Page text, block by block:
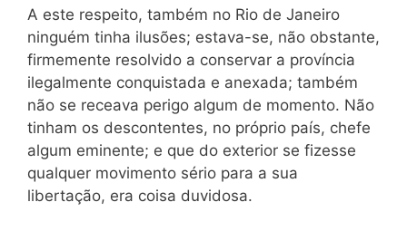
A este respeito, também no Rio de Janeiro
ninguém tinha ilusões; estava-se, não obstante,
firmemente resolvido a conservar a província
ilegalmente conquistada e anexada; também
não se receava perigo algum de momento. Não
tinham os descontentes, no próprio país, chefe
algum eminente; e que do exterior se fizesse
qualquer movimento sério para a sua
libertação, era coisa duvidosa.